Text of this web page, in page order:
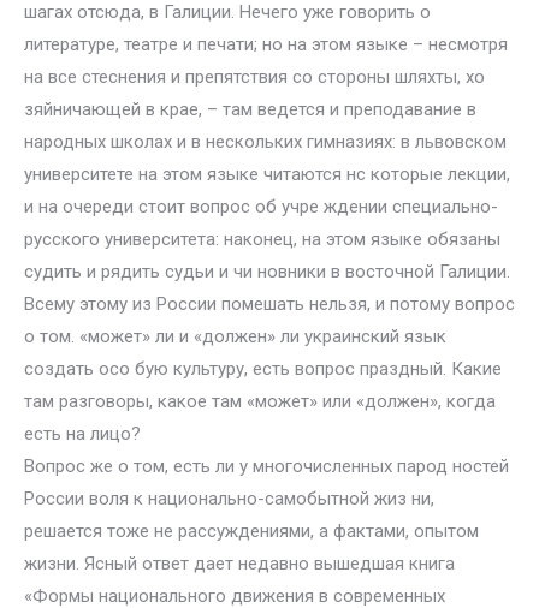
шагах отсюда, в Галиции. Нечего уже говорить о
литературе, театре и печати; но на этом языке – несмотря
на все стеснения и препятствия со стороны шляхты, хо
зяйничающей в крае, – там ведется и преподавание в
народных школах и в нескольких гимназиях: в львовском
университете на этом языке читаются нс которые лекции,
и на очереди стоит вопрос об учре ждении специально-
русского университета: наконец, на этом языке обязаны
судить и рядить судьи и чи новники в восточной Галиции.
Всему этому из России помешать нельзя, и потому вопрос
о том. «может» ли и «должен» ли украинский язык
создать осо бую культуру, есть вопрос праздный. Какие
там разговоры, какое там «может» или «должен», когда
есть на лицо?
Вопрос же о том, есть ли у многочисленных парод ностей
России воля к национально-самобытной жиз ни,
решается тоже не рассуждениями, а фактами, опытом
жизни. Ясный ответ дает недавно вышедшая книга
«Формы национального движения в современных